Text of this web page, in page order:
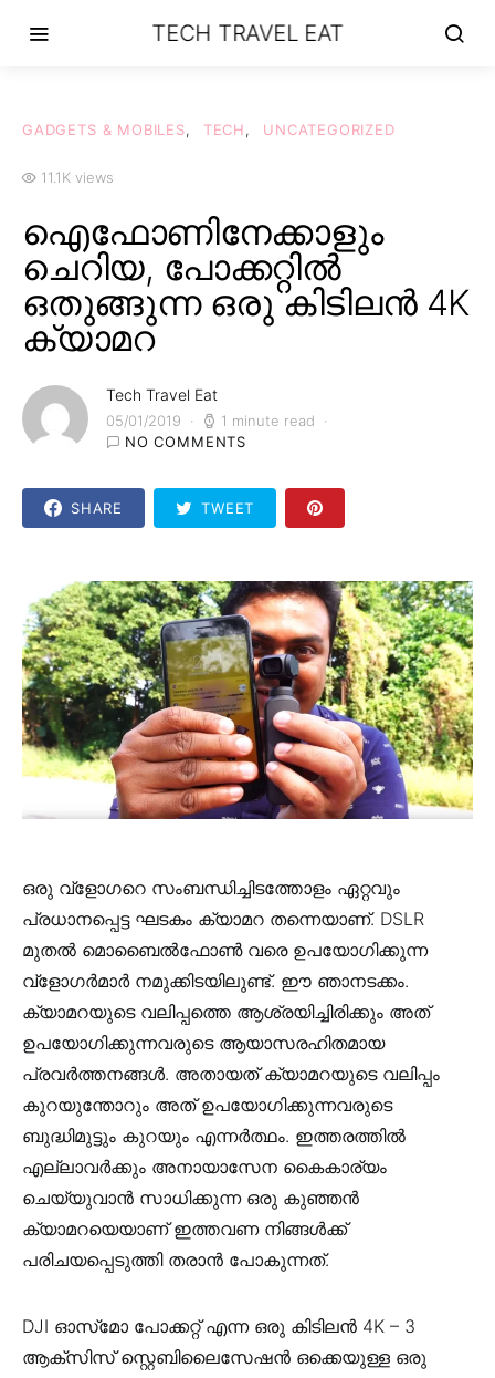
TECH TRAVEL EAT
GADGETS & MOBILES TECH UNCATEGORIZED
11.1K views
ഐഫോണിനേക്കാളും
ചെറിയ, പോക്കറ്റിൽ
ഒതുങ്ങുന്ന ഒരു കിടിലൻ 4K
ക്യാമറ
Tech Travel Eat
05/01/2019
1 minute read
NO COMMENTS
SHARE TWEET
ഒരു വ്‌ളോഗറെ സംബന്ധിച്ചിടത്തോളം ഏറ്റവും
പ്രധാനപ്പെട്ട ഘടകം ക്യാമറ തന്നെയാണ്. DSLR
മുതൽ മൊബൈൽഫോൺ വരെ ഉപയോഗിക്കുന്ന
വ്‌ളോഗർമാർ നമുക്കിടയിലുണ്ട്. ഈ ഞാനടക്കം.
ക്യാമറയുടെ വലിപ്പത്തെ ആശ്രയിച്ചിരിക്കും അത്
ഉപയോഗിക്കുന്നവരുടെ ആയാസരഹിതമായ
പ്രവർത്തനങ്ങൾ. അതായത് ക്യാമറയുടെ വലിപ്പം
കുറയുന്തോറും അത് ഉപയോഗിക്കുന്നവരുടെ
ബുദ്ധിമുട്ടും കുറയും എന്നർത്ഥം. ഇത്തരത്തിൽ
എല്ലാവർക്കും അനായാസേന കൈകാര്യം
ചെയ്യുവാൻ സാധിക്കുന്ന ഒരു കുഞ്ഞൻ
ക്യാമറയെയാണ് ഇത്തവണ നിങ്ങൾക്ക്
പരിചയപ്പെടുത്തി തരാൻ പോകുന്നത്.
DJI ഓസ്‌മോ പോക്കറ്റ് എന്ന ഒരു കിടിലൻ 4K – 3
ആക്സിസ് സ്റ്റെബിലൈസേഷൻ ഒക്കെയുള്ള ഒരു